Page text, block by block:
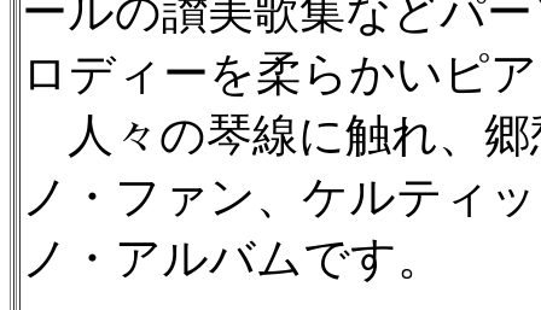
ールの讃美歌集などパ
ロディーを柔らかいピ
人々の琴線に触れ、郷
ノ・ファン、ケルティ
ノ・アルバムです。